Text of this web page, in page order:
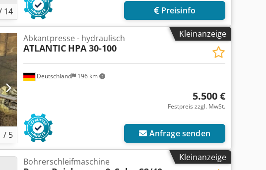
14 Preisinfo
Kleinanzeige
/ 5
Deutschland 196 km
Abkantpresse - hydraulisch
ATLANTIC HPA 30-100
5.500 €
Festpreis zzgl. MwSt.
Anfrage senden
Kleinanzeige
Bohrerschleifmaschine